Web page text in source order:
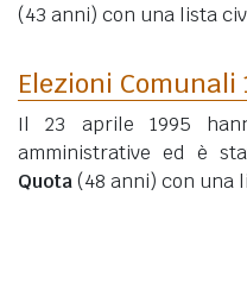
(43 anni) con una lista
Elezioni Comunali
Il 23 aprile 1995
amministrative ed è
Quota(48 anni) con una